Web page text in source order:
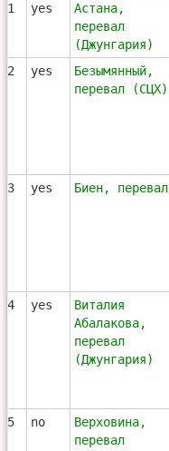
31 yes
Астана,
перевал
(Джунгария)
32 yes
Безымянный,
перевал (СЦХ)
33 yes Биен, перевал
34 yes
Виталия
Абалакова,
перевал
(Джунгария)
35 no
Верховина,
перевал